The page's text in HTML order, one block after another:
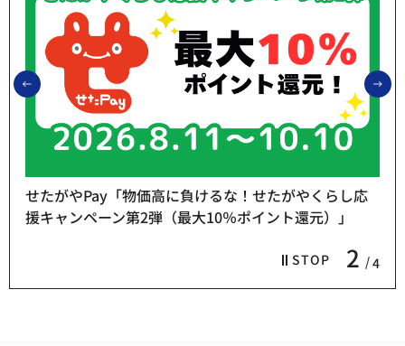
前のスライドを表示
STOP 2 4
せたがやPay「物価高に負けるな！せたがやくらし応
援キャンペーン第2弾（最大10％ポイント還元）」